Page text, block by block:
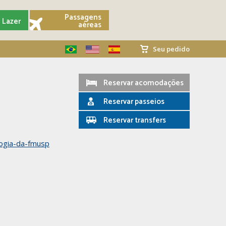
Lazer Passagens
aéreas
Seu pedido
da-fmusp
Reservar acomodações
Reservar passeios
Reservar transfers